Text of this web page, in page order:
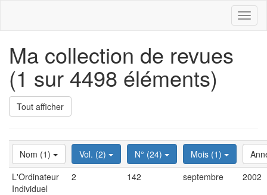
Ma collection de revues
(1 sur 4498 éléments)
Tout afficher
Nom (1) Vol. (2) N° (24) Mois (1)
L'Ordinateur
Individuel
2 142 septembre 2002